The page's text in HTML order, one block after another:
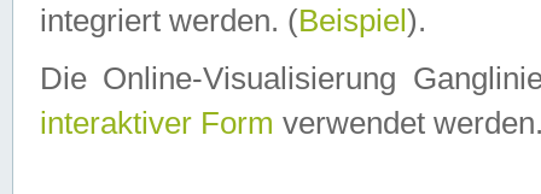
integriert werden. (Beispiel ).
Die Online-Visualisierung
interaktiver Form verwendet